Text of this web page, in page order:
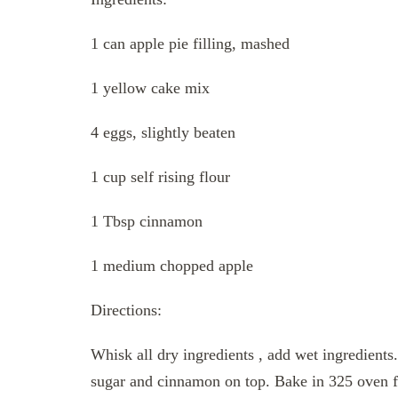
1 can apple pie filling, mashed
1 yellow cake mix
4 eggs, slightly beaten
1 cup self rising flour
1 Tbsp cinnamon
1 medium chopped apple
Directions:
Whisk all dry ingredients , add wet
sugar and cinnamon on top. Bake in 325